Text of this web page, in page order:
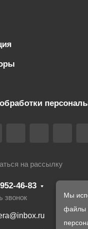
на рассылку
46-83
звонок
Мы
файлы